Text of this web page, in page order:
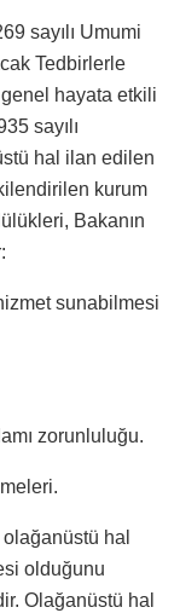
sayılı Umumi
Tedbirlerle
hayata etkili
sayılı
hal ilan edilen
kurum
Bakanın
sunabilmesi
zorunluluğu.
hal
olduğunu
Olağanüstü hal